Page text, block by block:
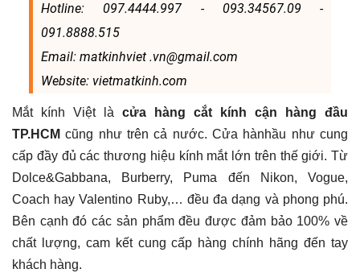
Hotline: 097.4444.997 - 093.34567.09 -
091.8888.515
Email: matkinhviet .vn@gmail.com
Website: vietmatkinh.com
Mắt kính Việt là cửa hàng cắt kính cận hàng đầu
TP.HCM cũng như trên cả nước. Cửa hànhầu như cung
cấp đầy đủ các thương hiệu kính mắt lớn trên thế giới. Từ
Dolce&Gabbana, Burberry, Puma đến Nikon, Vogue,
Coach hay Valentino Ruby,… đều đa dạng và phong phú.
Bên cạnh đó các sản phẩm đều được đảm bảo 100% về
chất lượng, cam kết cung cấp hàng chính hãng đến tay
khách hàng.